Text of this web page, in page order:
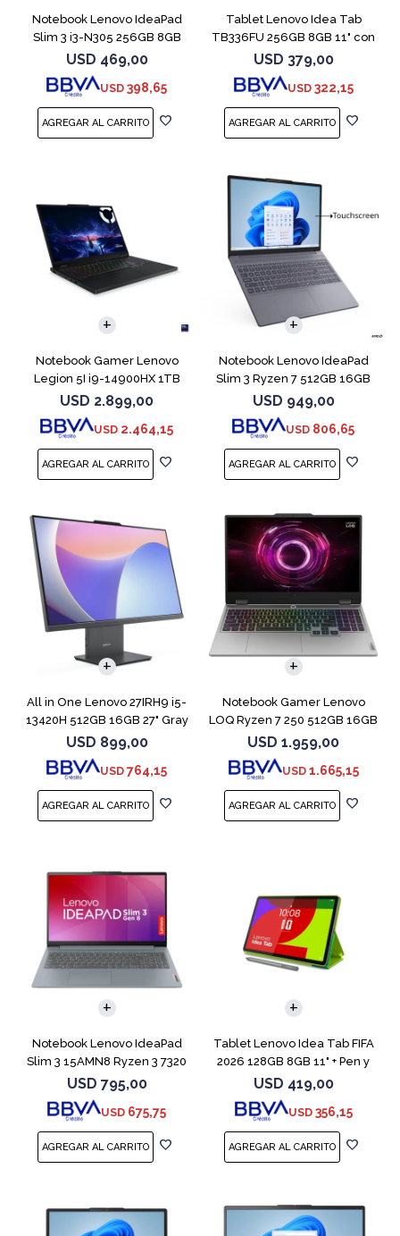
Notebook Lenovo IdeaPad
Slim 3 i3-N305 256GB 8GB
15.6" Blue
USD 469,00
USD 398,65
Tablet Lenovo Idea Tab
TB336FU 256GB 8GB 11" con
Pen + Funda
USD 379,00
USD 322,15
Notebook Gamer Lenovo
Legion 5I i9-14900HX 1TB
16GB RTX5070
USD 2.899,00
USD 2.464,15
COMPARAR
Notebook Lenovo IdeaPad
Slim 3 Ryzen 7 512GB 16GB
15.3 Touch
USD 949,00
USD 806,65
All in One Lenovo 27IRH9 i5-
13420H 512GB 16GB 27" Gray
USD 899,00
USD 764,15
Notebook Gamer Lenovo
LOQ Ryzen 7 250 512GB 16GB
RTX 5060
USD 1.959,00
USD 1.665,15
COMPARAR
Notebook Lenovo IdeaPad
Slim 3 15AMN8 Ryzen 3 7320
512GB 8GB
USD 795,00
USD 675,75
Tablet Lenovo Idea Tab FIFA
2026 128GB 8GB 11" + Pen y
Funda
USD 419,00
USD 356,15